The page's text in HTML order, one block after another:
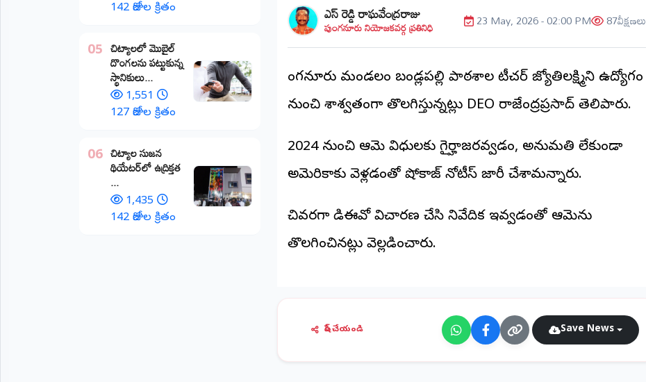
142 రోజుల క్రితం
05 చిట్యాలలో మొబైల్
దొంగలను పట్టుకున్న
స్థానికులు...
1,551
127 రోజుల క్రితం
06 చిట్యాల సుజన
థియేటర్‌లో ఉద్రిక్తత
...
1,435
142 రోజుల క్రితం
ఎస్ రెడ్డి రాఘవేంద్రరాజు
పుంగనూరు నియోజకవర్గ ప్రతినిధి 23 May, 2026 - 02:00 PM 87వీక్షణలు
పుంగనూరు మండలం బండ్లపల్లి పాఠశాల టీచర్ జ్యోతిలక్ష్మిని ఉద్యోగం
నుంచి శాశ్వతంగా తొలగిస్తున్నట్లు DEO రాజేంద్రప్రసాద్ తెలిపారు.
2024 నుంచి ఆమె విధులకు గైర్హాజరవ్వడం, అనుమతి లేకుండా
అమెరికాకు వెళ్లడంతో షోకాజ్ నోటీస్ జారీ చేశామన్నారు.
చివరగా డిఈవో విచారణ చేసి నివేదిక ఇవ్వడంతో ఆమెను
తొలగించినట్లు వెల్లడించారు.
షేర్ చేయండి Save News